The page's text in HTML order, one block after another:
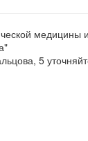
медицины
5